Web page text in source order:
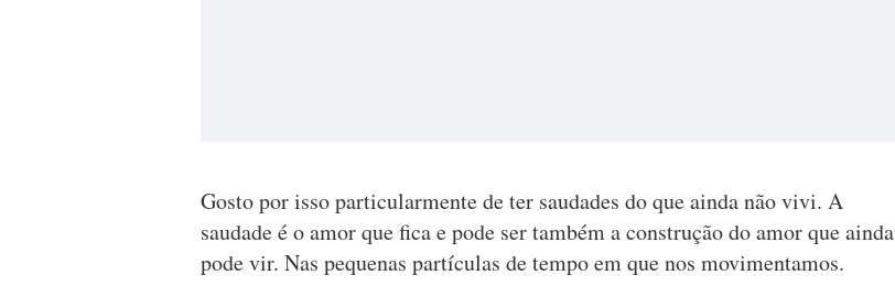
Gosto por isso particularmente de ter saudades do que ainda não vivi. A
saudade é o amor que fica e pode ser também a construção do amor que ainda
pode vir. Nas pequenas partículas de tempo em que nos movimentamos.